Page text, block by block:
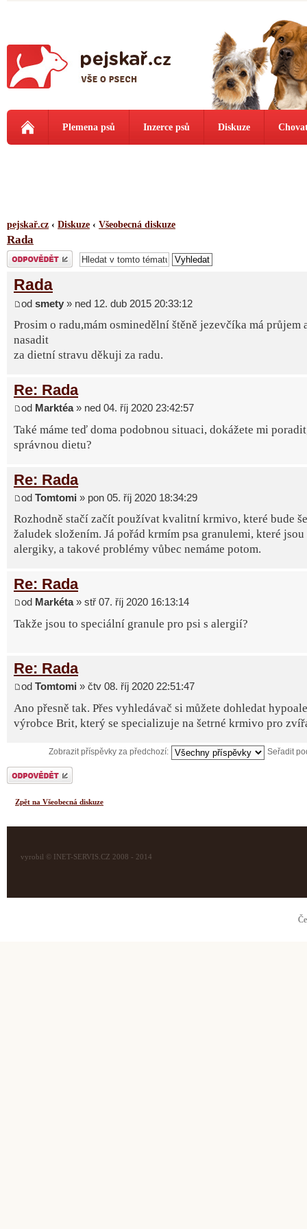
Plemena psů Inzerce psů Diskuze
pejskař.cz ‹ Diskuze ‹ Všeobecná diskuze
Rada
Odeslat odpověď
Rada
od smety » ned 12. dub 2015 20:33:12
Prosim o radu,mám osminedělní štěně jezevčíka má průjem
nasadit
za dietní stravu děkuji za radu.
Re: Rada
od Marktéa» ned 04. říj 2020 23:42:57
Také máme teď doma podobnou situaci, dokážete mi
správnou dietu?
Re: Rada
od Tomtomi » pon 05. říj 2020 18:34:29
Rozhodně stačí začít používat kvalitní krmivo, které bude
žaludek složením. Já pořád krmím psa granulemi, které
alergiky, a takové problémy vůbec nemáme potom.
Re: Rada
od Markéta» stř 07. říj 2020 16:13:14
Takže jsou to speciální granule pro psi s alergií?
Re: Rada
od Tomtomi » čtv 08. říj 2020 22:51:47
Ano přesně tak. Přes vyhledávač si můžete dohledat
výrobce Brit, který se specializuje na šetrné krmivo pro
Zobrazit příspěvky za předchozí: Seřadit
Odeslat odpověď
Zpět na Všeobecná diskuze
vyrobil © INET-SERVIS.CZ 2008 - 2014